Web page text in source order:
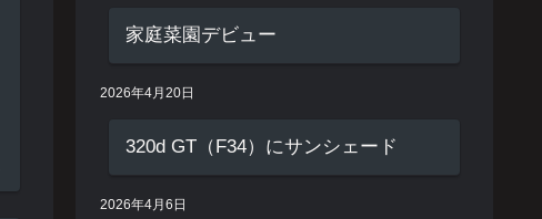
家庭菜園デビュー
2026年4月20日
320d GT（F34）にサンシェード
2026年4月6日